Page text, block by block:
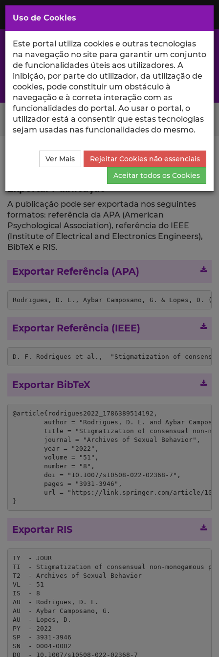
Saltar
para
Conteúdo
Principal
A excelência da investigação e ciência no Iscte
Search Button
Ciência_Iscte Publicações
Descrição Detalhada da
Publicação
Exportar
A publicação pode ser exportada nos seguintes
formatos: referência da APA (American
Psychological Association), referência do IEEE
(Institute of Electrical and Electronics Engineers),
BibTeX e RIS.
Exportar Referência (APA)
Rodrigues, D. L., Aybar Camposano, G. & Lopes, D.
Exportar Referência (IEEE)
D. F. Rodrigues et al.,  "Stigmatization of
Exportar BibTeX
@article{rodrigues2022_1786389514192,
}
Exportar RIS
TY  - JOUR
TI  - Stigmatization of consensual non-monogamous
T2  - Archives of Sexual Behavior
VL  - 51
IS  - 8
AU  - Rodrigues, D. L.
AU  - Aybar Camposano, G.
AU  - Lopes, D.
PY  - 2022
SP  - 3931-3946
SN  - 0004-0002
DO  - 10.1007/s10508-022-02368-7
Uso de Cookies
Este portal utiliza cookies e outras tecnologias
na navegação no site para garantir um conjunto
de funcionalidades úteis aos utilizadores. A
inibição, por parte do utilizador, da utilização de
cookies, pode constituir um obstáculo à
navegação e à correta interação com as
funcionalidades do portal. Ao usar o portal, o
utilizador está a consentir que estas tecnologias
sejam usadas nas funcionalidades do mesmo.
Ver Mais
Rejeitar Cookies não essenciais
Aceitar todos os Cookies